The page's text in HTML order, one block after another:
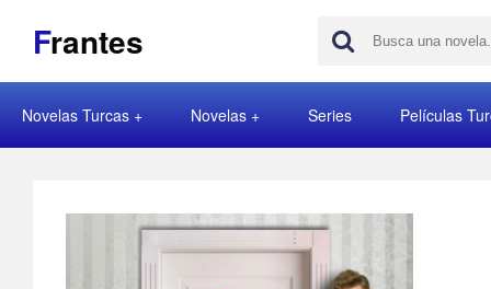
Frantes
Novelas Turcas Novelas Series Películas